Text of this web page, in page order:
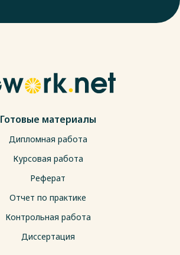
Готовые материалы
Дипломная работа
Курсовая работа
Реферат
Отчет по практике
Контрольная работа
Диссертация